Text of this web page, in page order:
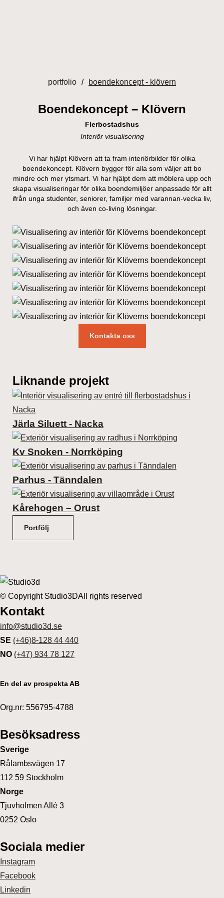
portfolio boendekoncept - klövern
Boendekoncept – Klövern
Flerbostadshus
Interiör visualisering
Vi har hjälpt Klövern att ta fram interiörbilder för olika
boendekoncept. Klövern bygger för alla som väljer att bo
mindre och mer ytsmart. Vi har hjälpt dem att möblera upp och
skapa visualiseringar för olika boendemiljöer anpassade för allt
ifrån unga studenter, seniorer, familjer med varannan-vecka liv,
och även co-living lösningar.
Kontakta oss
Liknande projekt
Järla Siluett - Nacka
Kv Snoken - Norrköping
Parhus - Tänndalen
Kårehogen – Orust
Portfölj
© Copyright Studio3DAll rights reserved
Kontakt
info@studio3d.se
SE (+46)8-128 44 440
NO (+47) 934 78 127
En del av prospekta AB
Org.nr: 556795-4788
Besöksadress
Sverige
Rålambsvägen 17
112 59 Stockholm
Norge
Tjuvholmen Allé 3
0252 Oslo
Sociala medier
Instagram
Facebook
Linkedin